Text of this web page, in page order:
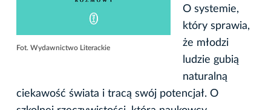
Fot. Wydawnictwo Literackie
O systemie,
który sprawia,
że młodzi
ludzie gubią
naturalną
ciekawość świata i tracą swój potencjał. O